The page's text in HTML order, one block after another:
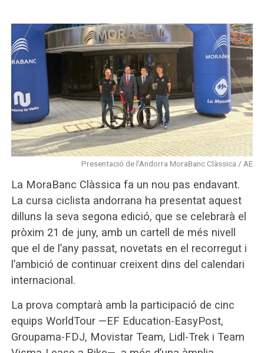
Presentació de l'Andorra MoraBanc Clàssica / AE
La MoraBanc Clàssica fa un nou pas endavant.
La cursa ciclista andorrana ha presentat aquest
dilluns la seva segona edició, que se celebrarà el
pròxim 21 de juny, amb un cartell de més nivell
que el de l’any passat, novetats en el recorregut i
l’ambició de continuar creixent dins del calendari
internacional.
La prova comptarà amb la participació de cinc
equips WorldTour —EF Education-EasyPost,
Groupama-FDJ, Movistar Team, Lidl-Trek i Team